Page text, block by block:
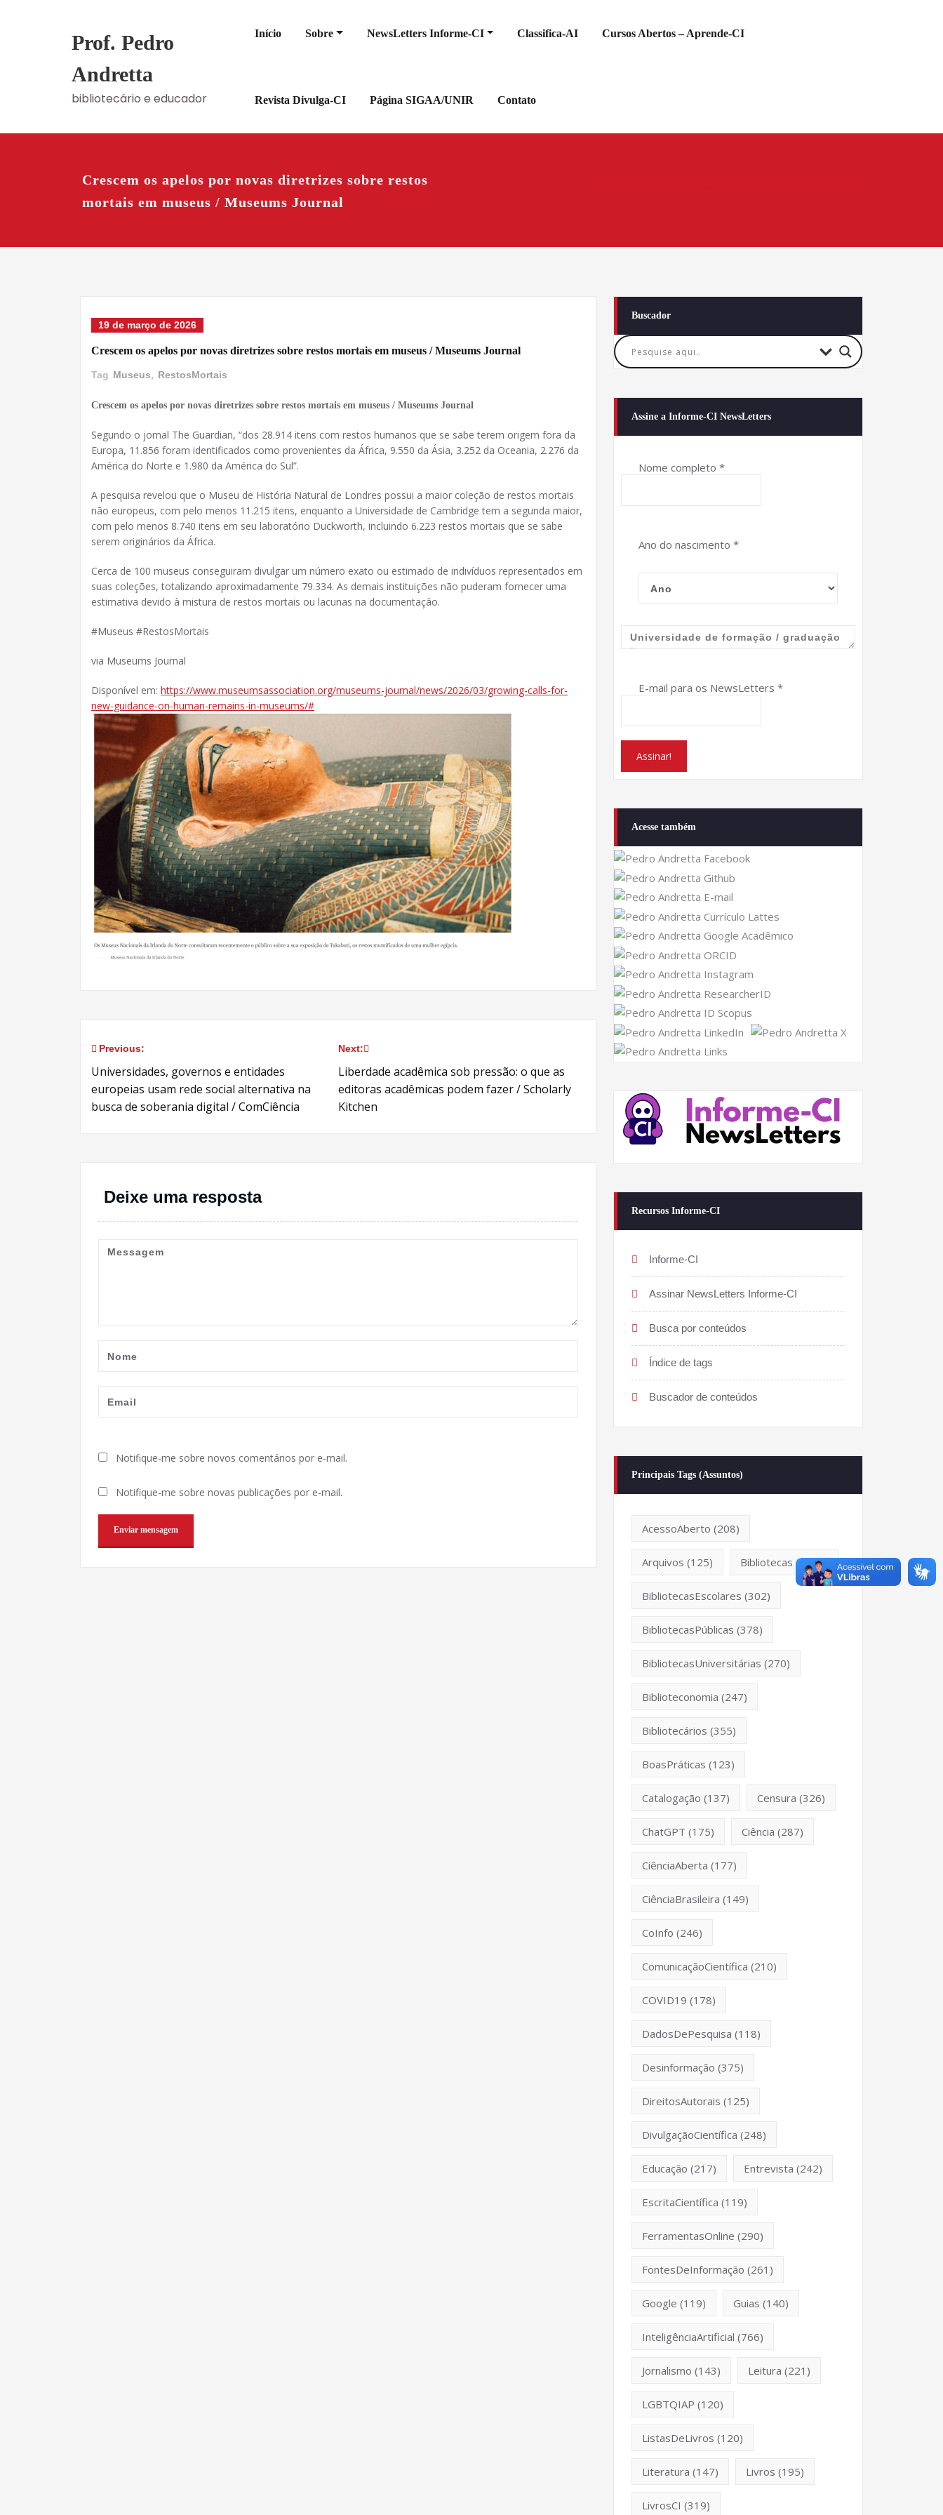
Prof. Pedro
Andretta
bibliotecário e educador
Início Sobre NewsLetters Informe-CI Classifica-AI Cursos Abertos – Aprende-CI
Revista Divulga-CI Página SIGAA/UNIR Contato
Crescem os apelos por novas diretrizes sobre restos
mortais em museus / Museums Journal
19 de março de 2026
Crescem os apelos por novas diretrizes sobre restos mortais em museus / Museums Journal
Tag Museus, RestosMortais
Crescem os apelos por novas diretrizes sobre restos mortais em museus / Museums Journal
Segundo o jornal The Guardian, “dos 28.914 itens com restos humanos que se sabe terem origem fora da
Europa, 11.856 foram identificados como provenientes da África, 9.550 da Ásia, 3.252 da Oceania, 2.276 da
América do Norte e 1.980 da América do Sul”.
A pesquisa revelou que o Museu de História Natural de Londres possui a maior coleção de restos mortais
não europeus, com pelo menos 11.215 itens, enquanto a Universidade de Cambridge tem a segunda maior,
com pelo menos 8.740 itens em seu laboratório Duckworth, incluindo 6.223 restos mortais que se sabe
serem originários da África.
Cerca de 100 museus conseguiram divulgar um número exato ou estimado de indivíduos representados em
suas coleções, totalizando aproximadamente 79.334. As demais instituições não puderam fornecer uma
estimativa devido à mistura de restos mortais ou lacunas na documentação.
#Museus #RestosMortais
via Museums Journal
Disponível em: https://www.museumsassociation.org/museums-journal/news/2026/03/growing-calls-for-
new-guidance-on-human-remains-in-museums/#
Navegação
de
Previous:
Universidades, governos e entidades
europeias usam rede social alternativa na
busca de soberania digital / ComCiência
Next:
Liberdade acadêmica sob pressão: o que as
editoras acadêmicas podem fazer / Scholarly
Kitchen
Deixe uma resposta
Notifique-me sobre novos comentários por e-mail.
Notifique-me sobre novas publicações por e-mail.
Buscador
Assine a Informe-CI NewsLetters
Nome completo *
Ano do nascimento *
E-mail para os NewsLetters *
Acesse também
Recursos Informe-CI
Informe-CI
Assinar NewsLetters Informe-CI
Busca por conteúdos
Índice de tags
Buscador de conteúdos
Principais Tags (Assuntos)
AcessoAberto (208)
Arquivos (125) Bibliotecas (1053)
BibliotecasEscolares (302)
BibliotecasPúblicas (378)
BibliotecasUniversitárias (270)
Biblioteconomia (247)
Bibliotecários (355)
BoasPráticas (123)
Catalogação (137) Censura (326)
ChatGPT (175) Ciência (287)
CiênciaAberta (177)
CiênciaBrasileira (149)
CoInfo (246)
ComunicaçãoCientífica (210)
COVID19 (178)
DadosDePesquisa (118)
Desinformação (375)
DireitosAutorais (125)
DivulgaçãoCientífica (248)
Educação (217) Entrevista (242)
EscritaCientífica (119)
FerramentasOnline (290)
FontesDeInformação (261)
Google (119) Guias (140)
InteligênciaArtificial (766)
Jornalismo (143) Leitura (221)
LGBTQIAP (120)
ListasDeLivros (120)
Literatura (147) Livros (195)
LivrosCI (319)